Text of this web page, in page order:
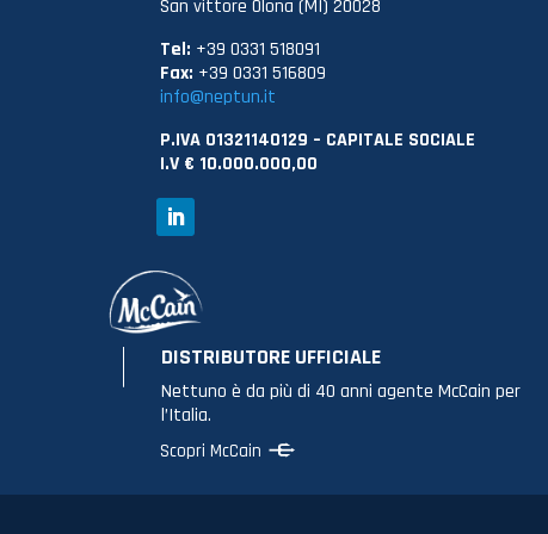
San vittore Olona (MI) 20028
Tel: +39 0331 518091
Fax: +39 0331 516809
info@neptun.it
P.IVA 01321140129 – CAPITALE SOCIALE
I.V € 10.000.000,00
DISTRIBUTORE UFFICIALE
Nettuno è da più di 40 anni agente McCain per
l’Italia.
Scopri McCain